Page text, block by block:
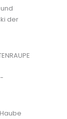
der